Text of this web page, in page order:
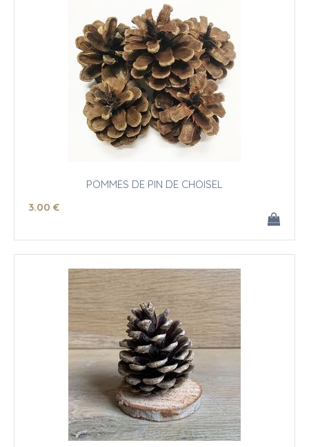
POMMES DE PIN DE CHOISEL
3.00 €